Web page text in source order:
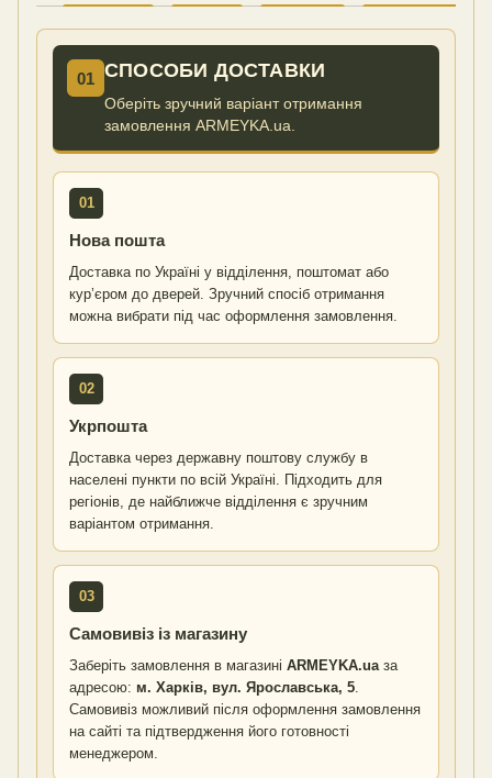
01 СПОСОБИ ДОСТАВКИ
Оберіть зручний варіант отримання
замовлення ARMEYKA.ua.
01
Нова пошта
Доставка по Україні у відділення, поштомат або
кур’єром до дверей. Зручний спосіб отримання
можна вибрати під час оформлення замовлення.
02
Укрпошта
Доставка через державну поштову службу в
населені пункти по всій Україні. Підходить для
регіонів, де найближче відділення є зручним
варіантом отримання.
03
Самовивіз із магазину
Заберіть замовлення в магазині ARMEYKA.ua за
адресою: м. Харків, вул. Ярославська, 5
Самовивіз можливий після оформлення замовлення
на сайті та підтвердження його готовності
менеджером.